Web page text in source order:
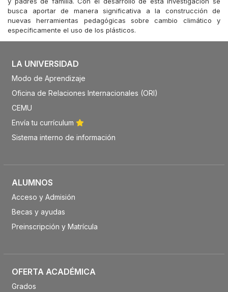
busca aportar de manera significativa a la construcción de
nuevas herramientas pedagógicas sobre cambio climático y
específicamente el uso de los plásticos.
LA UNIVERSIDAD
Modo de Aprendizaje
Oficina de Relaciones Internacionales (ORI)
CEMU
Envía tu currículum
Sistema interno de información
ALUMNOS
Acceso y Admisión
Becas y ayudas
Preinscripción y Matrícula
OFERTA ACADÉMICA
Grados